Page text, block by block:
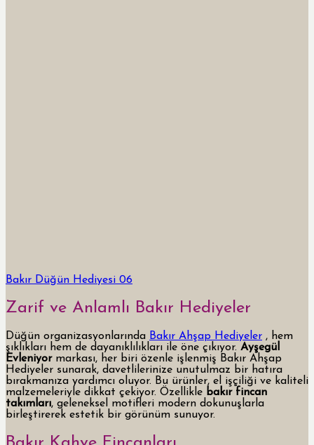
Bakır Düğün Hediyesi 06
Zarif ve Anlamlı Bakır Hediyeler
Düğün organizasyonlarında Bakır Ahşap Hediyeler , hem
şıklıkları hem de dayanıklılıkları ile öne çıkıyor. Ayşegül
Evleniyormarkası, her biri özenle işlenmiş Bakır Ahşap
Hediyeler sunarak, davetlilerinize unutulmaz bir hatıra
bırakmanıza yardımcı oluyor. Bu ürünler, el işçiliği ve kaliteli
malzemeleriyle dikkat çekiyor. Özellikle bakır fincan
takımları, geleneksel motifleri modern dokunuşlarla
birleştirerek estetik bir görünüm sunuyor.